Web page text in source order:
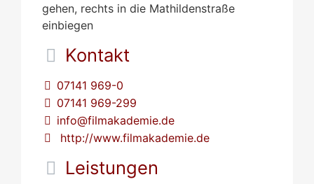
gehen, rechts in die Mathildenstraße
einbiegen
Kontakt
07141 969-0
07141 969-299
info@filmakademie.de
http://www.filmakademie.de
Leistungen